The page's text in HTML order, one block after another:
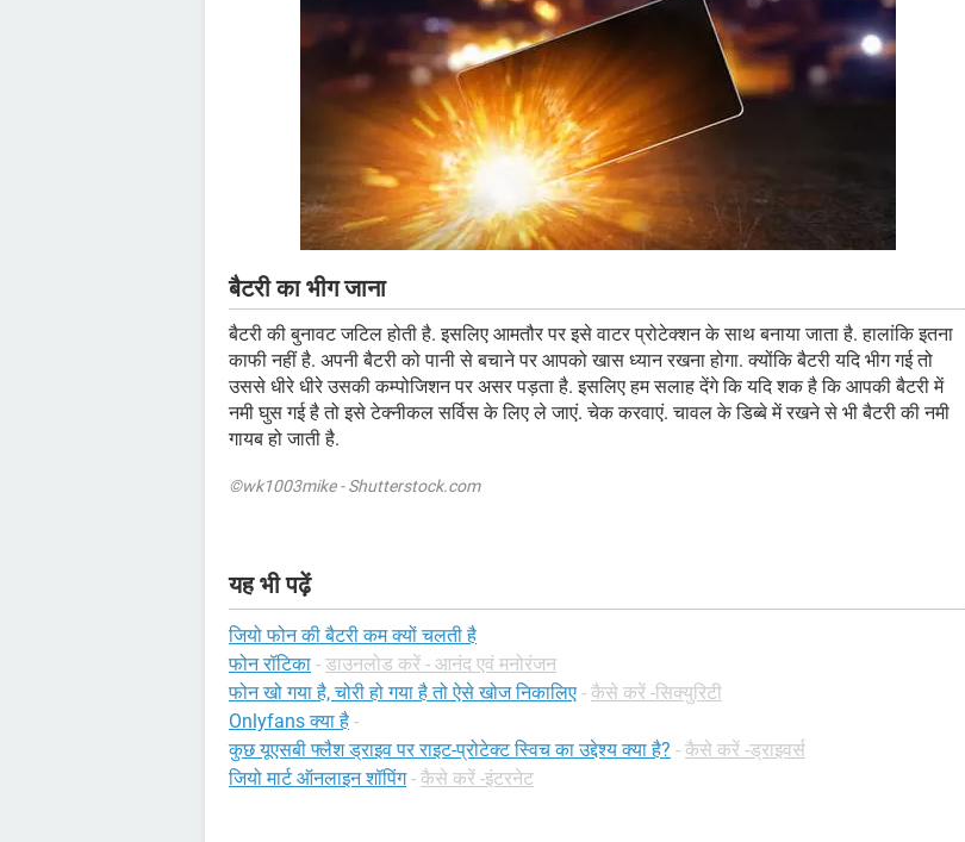
बैटरी का भीग जाना
बैटरी की बुनावट जटिल होती है. इसलिए आमतौर पर इसे वाटर प्रोटेक्शन के साथ बनाया जाता है. हालांकि इतना
काफी नहीं है. अपनी बैटरी को पानी से बचाने पर आपको खास ध्यान रखना होगा. क्योंकि बैटरी यदि भीग गई तो
उससे धीरे धीरे उसकी कम्पोजिशन पर असर पड़ता है. इसलिए हम सलाह देंगे कि यदि शक है कि आपकी बैटरी में
नमी घुस गई है तो इसे टेक्नीकल सर्विस के लिए ले जाएं. चेक करवाएं. चावल के डिब्बे में रखने से भी बैटरी की नमी
गायब हो जाती है.
©wk1003mike - Shutterstock.com
यह भी पढ़ें
जियो फोन की बैटरी कम क्यों चलती है
फोन रॉटिका - डाउनलोड करें - आनंद एवं मनोरंजन
फोन खो गया है, चोरी हो गया है तो ऐसे खोज निकालिए - कैसे करें -सिक्युरिटी
Onlyfans क्या है -
कुछ यूएसबी फ्लैश ड्राइव पर राइट-प्रोटेक्ट स्विच का उद्देश्य क्या है? - कैसे करें -ड्राइवर्स
जियो मार्ट ऑनलाइन शॉपिंग - कैसे करें -इंटरनेट